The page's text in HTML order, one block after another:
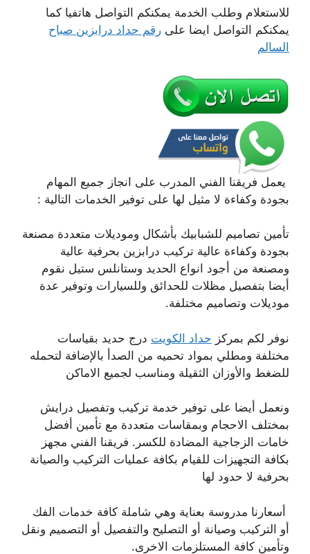
للاستعلام وطلب الخدمة يمكنكم التواصل هاتفيا كما
يمكنكم التواصل ايضا على رقم حداد درابزين صباح
السالم
يعمل فريقنا الفني المدرب على انجاز جميع المهام
بجودة وكفاءة لا مثيل لها على توفير الخدمات التالية :
تأمين تصاميم للشبابيك بأشكال وموديلات متعددة مصنعة
بجودة وكفاءة عالية تركيب درابزين بحرفية عالية
ومصنعة من أجود انواع الحديد وستانلس ستيل نقوم
أيضا بتفصيل مظلات للحدائق وللسيارات وتوفير عدة
موديلات وتصاميم مختلفة.
نوفر لكم بمركز حداد الكويت درج حديد بقياسات
مختلفة ومطلي بمواد تحميه من الصدأ بالإضافة لتحمله
للضغط والأوزان الثقيلة ومناسب لجميع الاماكن
ونعمل أيضا على توفير خدمة تركيب وتفصيل درايش
بمختلف الاحجام وبمقاسات متعددة مع تأمين أفضل
خامات الزجاجية المضادة للكسر. فريقنا الفني مجهز
بكافة التجهيزات للقيام بكافة عمليات التركيب والصيانة
بحرفية لا حدود لها
أسعارنا مدروسة بعناية وهي شاملة كافة خدمات الفك
أو التركيب وصيانة أو التصليح والتفصيل أو التصميم ونقل
وتأمين كافة المستلزمات الاخرى.